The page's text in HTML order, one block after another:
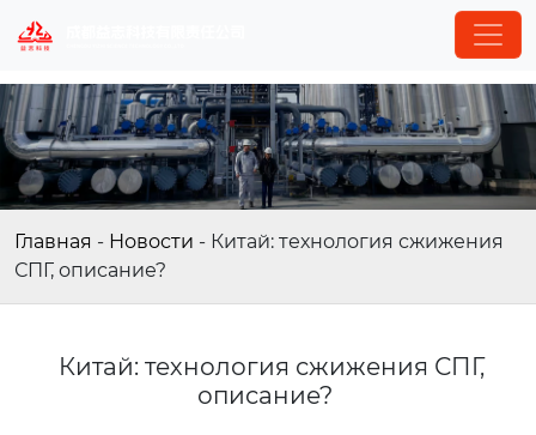
Главная - Новости - Китай: технология сжижения
СПГ, описание?
Китай: технология сжижения СПГ,
описание?